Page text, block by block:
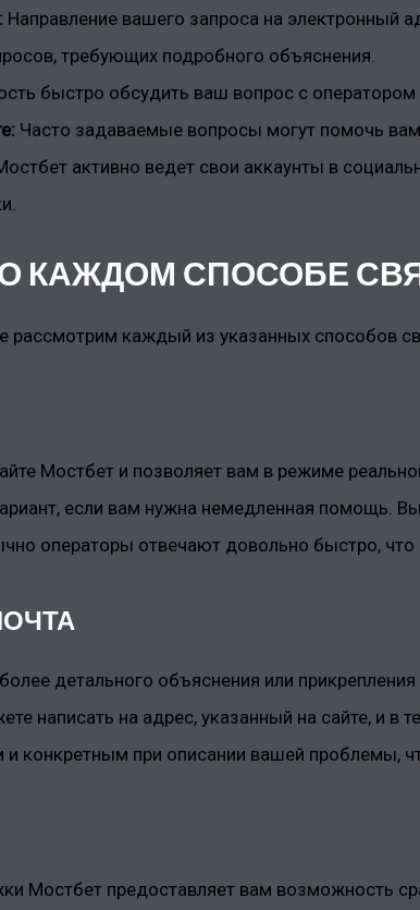
Направление вашего запроса на
требующих подробного объяснения.
быстро обсудить ваш вопрос с оператором
Часто задаваемые вопросы могут помочь
активно ведет свои аккаунты в
КАЖДОМ СПОСОБЕ
рассмотрим каждый из указанных способов
Мостбет и позволяет вам в режиме
если вам нужна немедленная помощь. Вы
операторы отвечают довольно быстро,
детального объяснения или
написать на адрес, указанный на сайте, и в
конкретным при описании вашей проблемы,
Мостбет предоставляет вам возможность